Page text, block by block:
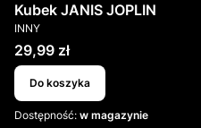
Kubek JANIS JOPLIN
PRODUCENT
INNY
Cena
29,99 zł
Do koszyka
Dostępność: w magazynie